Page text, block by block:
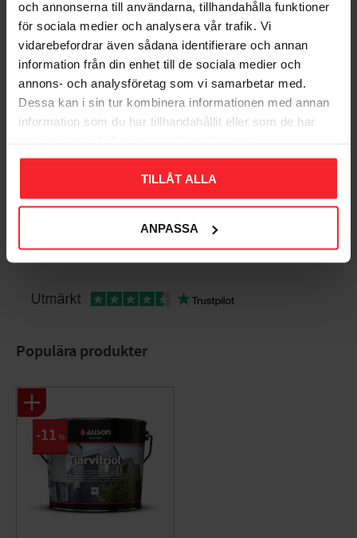
och annonserna till användarna, tillhandahålla funktioner
för sociala medier och analysera vår trafik. Vi
vidarebefordrar även sådana identifierare och annan
information från din enhet till de sociala medier och
annons- och analysföretag som vi samarbetar med.
Dessa kan i sin tur kombinera informationen med annan
information som du har tillhandahållit eller som de har
TILLÅT ALLA
ANPASSA
spolglansmedel. Det minskar friktionen och du undviker fula
repor på dina tallrikar när du staplar dem på varandra.' Värm
aldrig ditt porslin i mikron om det är dekorerat med någon
form av metall. Metallen kan reagera med att spraka och
blixtra.
Art.nr
26330
27 cm
Höjd
2.5 cm
0,820 kg(s)
Antal
3 st
Bedømmelser
Dig
Bliv den første, der giver en bedømmelse.
Populära produkter
11 %